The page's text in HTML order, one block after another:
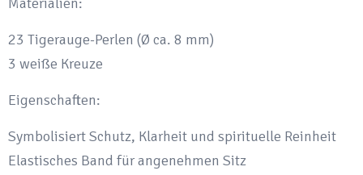
23 Tigerauge-Perlen (Ø ca. 8 mm)
3 weiße Kreuze
Eigenschaften:
Symbolisiert Schutz, Klarheit und spirituelle Reinheit
Elastisches Band für angenehmen Sitz